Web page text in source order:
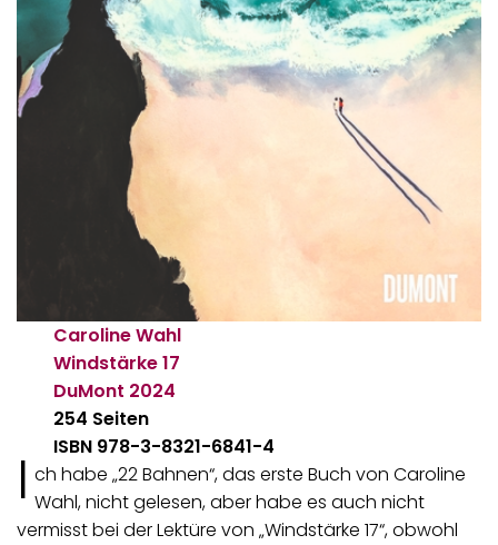
Caroline Wahl
Windstärke 17
DuMont 2024
254 Seiten
ISBN 978-3-8321-6841-4
I ch habe „22 Bahnen“, das erste Buch von Caroline
Wahl, nicht gelesen, aber habe es auch nicht
vermisst bei der Lektüre von „Windstärke 17“, obwohl